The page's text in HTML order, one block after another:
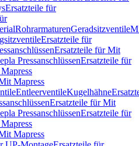
Ersatzteile für
RohrarmaturenGeradsitzventile
Ersatzteile für
Ersatzteile für Mit
PressanschlüssenErsatzteile für
Mapress
EntleerventileKugelhähne
Ersatzteile für Mit
PressanschlüssenErsatzteile für
Mapress